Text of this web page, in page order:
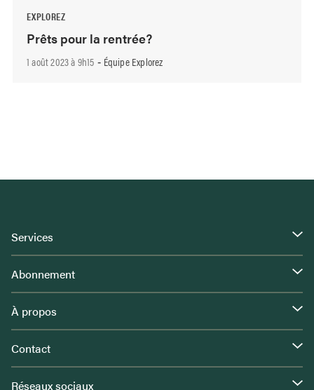
EXPLOREZ
Prêts pour la rentrée?
1 août 2023 à 9h15 - Équipe Explorez
Services
Abonnement
À propos
Contact
Réseaux sociaux